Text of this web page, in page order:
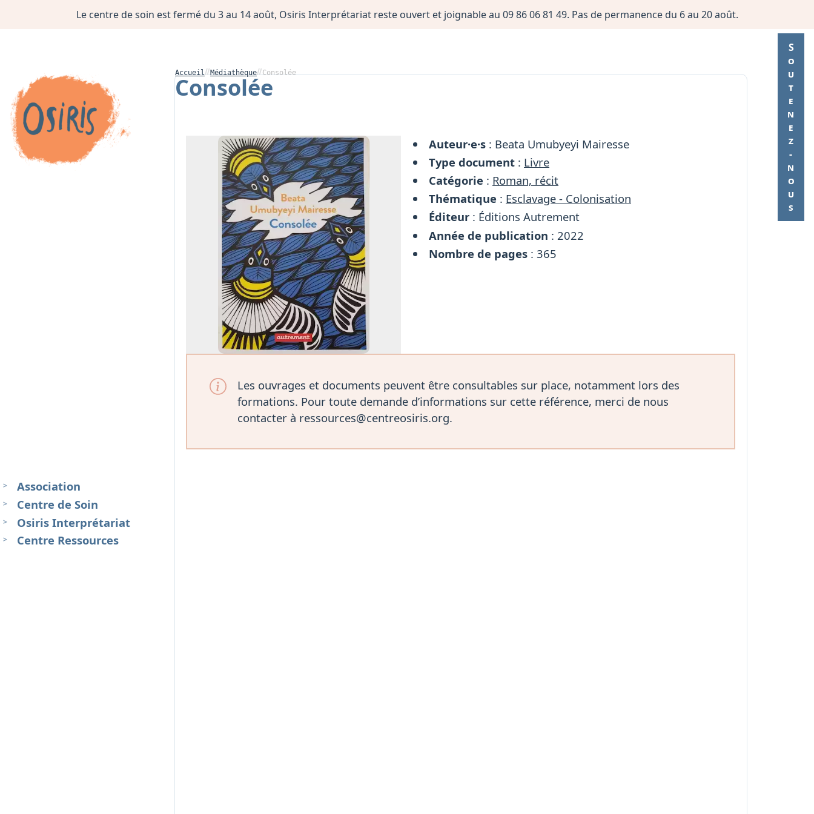
Le centre de soin est fermé du 3 au 14 août, Osiris Interprétariat reste ouvert et joignable au 09 86 06 81 49. Pas de permanence du 6 au 20 août.
Soutenez-nous
Association
Centre de Soin
Osiris Interprétariat
Centre Ressources
Accueil Médiathèque Consolée
Consolée
Auteur·e·s : Beata Umubyeyi Mairesse
Type document : Livre
Catégorie : Roman, récit
Thématique : Esclavage - Colonisation
Éditeur : Éditions Autrement
Année de publication : 2022
Nombre de pages : 365
Les ouvrages et documents peuvent être consultables sur place, notamment lors des
formations. Pour toute demande d’informations sur cette référence, merci de nous
contacter à ressources@centreosiris.org.